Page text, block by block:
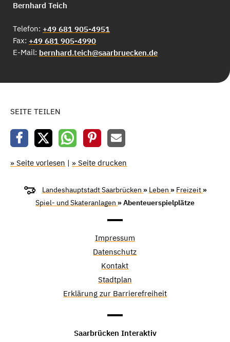
Bernhard Teich
Telefon: +49 681 905-4951
Fax: +49 681 905-4990
E-Mail: bernhard.teich@saarbruecken.de
SEITE TEILEN
» Seite vorlesen | » Seite drucken
Landeshauptstadt Saarbrücken » Leben » Freizeit »
Spiel- und Skateranlagen » Abenteuerspielplätze
Impressum
Datenschutz
Kontakt
Stadtplan
Erklärung zur Barrierefreiheit
Saarbrücken Interaktiv